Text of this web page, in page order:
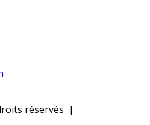
réservés |